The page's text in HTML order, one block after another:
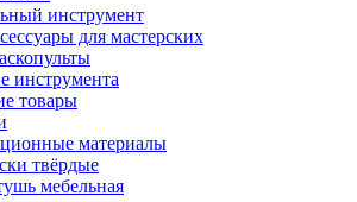
инструмент
для мастерских
инструмента
товары
материалы
твёрдые
мебельная